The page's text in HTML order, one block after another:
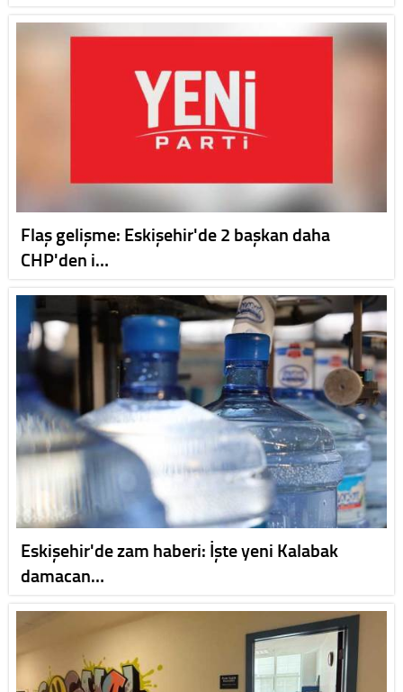
Flaş gelişme: Eskişehir'de 2 başkan daha
CHP'den i…
Eskişehir'de zam haberi: İşte yeni Kalabak
damacan…